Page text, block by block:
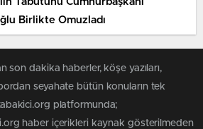
Birlikte Omuzladı
son dakika haberler, köşe yazıları,
seyahate bütün konuların tek
platformunda;
haber içerikleri kaynak gösterilmeden